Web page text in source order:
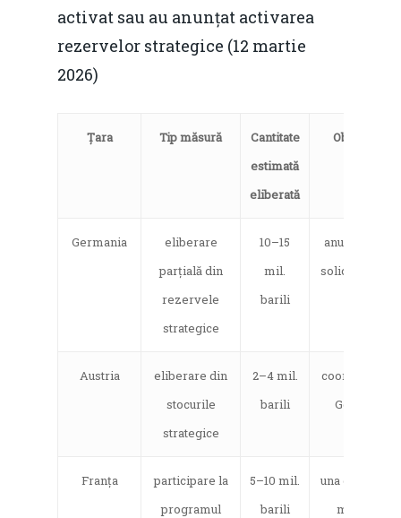
activat sau au anunțat activarea
rezervelor strategice (12 martie
2026)
Țara Tip măsură
Cantitate
estimată
eliberată
Observații
Germania
eliberare
parțială din
rezervele
strategice
10–15
mil.
barili
anunțată după
solicitarea
Austria
eliberare din
stocurile
strategice
2–4 mil.
barili
coordonare
Germania
Franța
participare la
programul
5–10 mil.
barili
una dintre
mai mari